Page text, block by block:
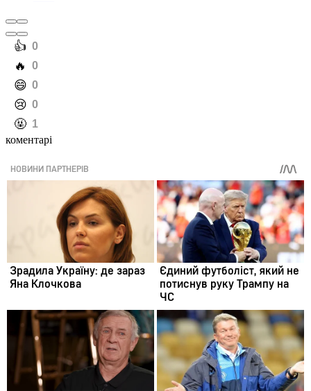
️👍 0
️🔥 0
️😄 0
️😢 0
️🤬 1
коментарі